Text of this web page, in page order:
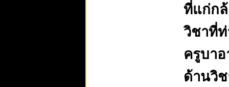
ที่แก่ก
วิชาที่
ครูบา
ด้านวิ